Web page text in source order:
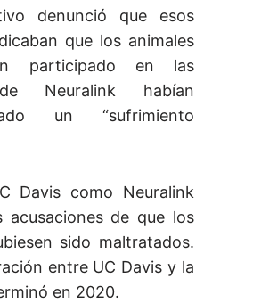
denunció que esos
que los animales
participado en las
Neuralink habían
un “sufrimiento
Davis como Neuralink
acusaciones de que los
sido maltratados.
entre UC Davis y la
en 2020.